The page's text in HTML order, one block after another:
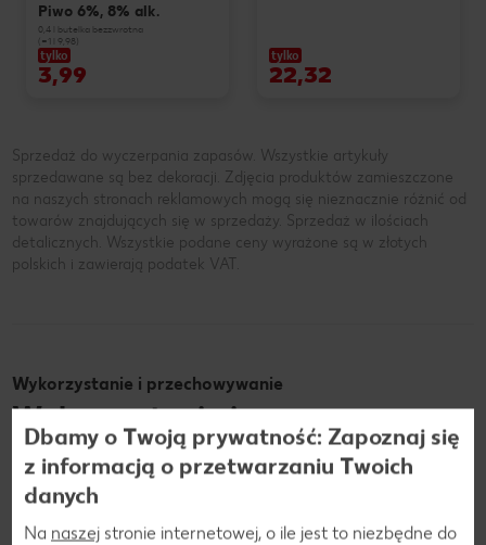
Piwo 6%, 8% alk.
0,4 l butelka bezzwrotna
(=1 l 9,98)
tylko
3,99
tylko
22,32
Sprzedaż do wyczerpania zapasów. Wszystkie artykuły
sprzedawane są bez dekoracji. Zdjęcia produktów zamieszczone
na naszych stronach reklamowych mogą się nieznacznie różnić od
towarów znajdujących się w sprzedaży. Sprzedaż w ilościach
detalicznych. Wszystkie podane ceny wyrażone są w złotych
polskich i zawierają podatek VAT.
Wykorzystanie i przechowywanie
Wykorzystanie i
przechowywanie soku z
winogron
Dbamy o Twoją prywatność: Zapoznaj się
z informacją o przetwarzaniu Twoich
danych
Na naszej stronie internetowej, o ile jest to niezbędne do